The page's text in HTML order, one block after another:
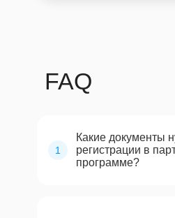
FAQ
1
Какие документы
регистрации в
программе?